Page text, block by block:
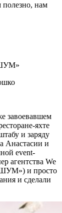
полезно, нам
завоевавшем
яхте
и заряду
Анастасии и
event-
агентства We
и просто
и сделали